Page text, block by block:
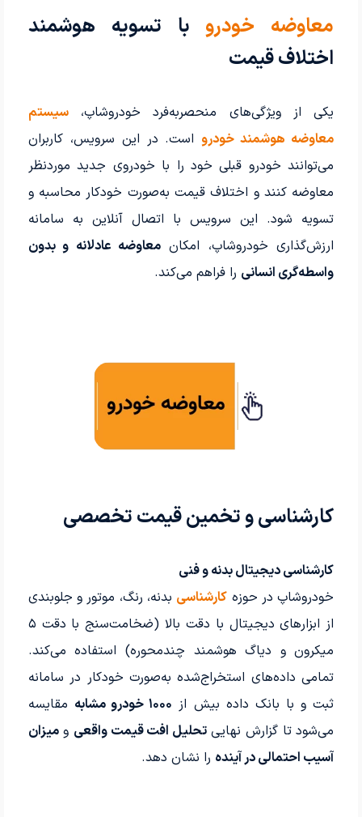
معاوضه خودروبا تسویه هوشمند
اختلاف قیمت
یکی از ویژگی‌های منحصربه‌فرد خودروشاپ،سیستم
معاوضه هوشمند خودرواست. در این سرویس، کاربران
می‌توانند خودرو قبلی خود را با خودروی جدید موردنظر
معاوضه کنند و اختلاف قیمت به‌صورت خودکار محاسبه و
تسویه شود. این سرویس با اتصال آنلاین به سامانه
ارزش‌گذاری خودروشاپ، امکان معاوضه عادلانه و بدون
واسطه‌گری انسانی را فراهم می‌کند.
کارشناسی و تخمین قیمت تخصصی
کارشناسی دیجیتال بدنه و فنی
خودروشاپ در حوزه کارشناسی بدنه، رنگ، موتور و جلوبندی
از ابزارهای دیجیتال با دقت بالا (ضخامت‌سنج با دقت ۵
میکرون و دیاگ هوشمند چندمحوره) استفاده می‌کند.
تمامی داده‌های استخراج‌شده به‌صورت خودکار در سامانه
ثبت و با بانک داده بیش از ۱۰۰۰ خودرو مشابه
مقایسه
می‌شود تا گزارش نهاییتحلیل افت قیمت واقعی ومیزان
آسیب احتمالی در آینده را نشان دهد.